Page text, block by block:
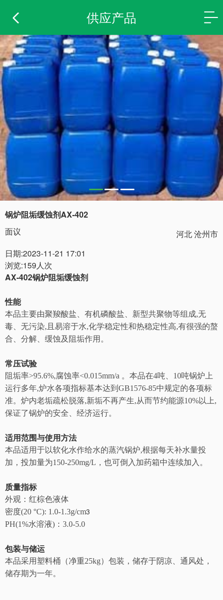
供应产品
锅炉阻垢缓蚀剂AX-402
面议
河北 沧州市
日期:2023-11-21 17:01
浏览:159人次
AX-402锅炉阻垢缓蚀剂
性能
本品主要由聚羧酸盐、有机磷酸盐、新型共聚物等组成,无
毒、无污染,且易溶于水,化学稳定性和热稳定性高,有很强的螯
合、分解、缓蚀及阻垢作用。
常压试验
阻垢率>95.6%,腐蚀率<0.015mm/a 。本品在4吨、10吨锅炉上
运行多年,炉水各项指标基本达到GB1576-85中规定的各项标
准。炉内老垢疏松脱落,新垢不再产生,从而节约能源10%以上,
保证了锅炉的安全、经济运行。
适用范围与使用方法
本品适用于以软化水作给水的蒸汽锅炉,根据每天补水量投
加，投加量为150-250mg/L，也可倒入加药箱中连续加入。
质量指标
外观：红棕色液体
密度(20 °C): 1.0-1.3g/cm3
PH(1%水溶液)：3.0-5.0
包装与储运
本品采用塑料桶（净重25kg）包装，储存于阴凉、通风处，
储存期为一年。